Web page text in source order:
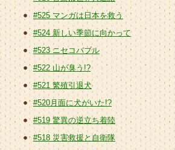
#525 マンガは日本を救う
#524 新しい季節に向かって
#523 ニセコバブル
#522 山が臭う!?
#521 繁殖引退犬
#520月面に犬がいた!?
#519 驚異の逆立ち着陸
#518 災害救援と自衛隊